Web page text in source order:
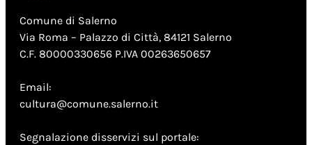
Comune di Salerno
Via Roma – Palazzo di Città, 84121 Salerno
C.F. 80000330656 P.IVA 00263650657
Email:
cultura@comune.salerno.it
Segnalazione disservizi sul portale: